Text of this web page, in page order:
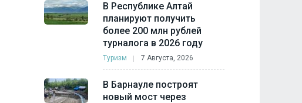
В Республике Алтай
планируют получить
более 200 млн рублей
турналога в 2026 году
Туризм 7 Августа, 2026
В Барнауле построят
новый мост через